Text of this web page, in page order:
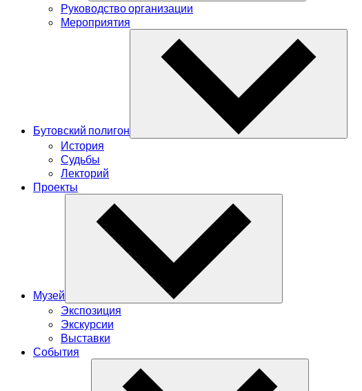
Руководство организации
Мероприятия
Бутовский полигон
История
Судьбы
Лекторий
Проекты
Музей
Экспозиция
Экскурсии
Выставки
События